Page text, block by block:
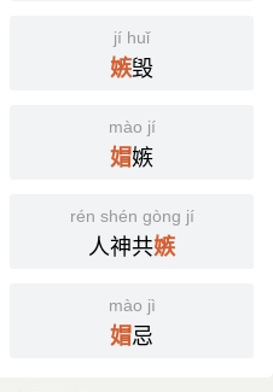
jí huǐ
嫉毁
mào jí
媢嫉
rén shén gòng jí
人神共嫉
mào jì
媢忌